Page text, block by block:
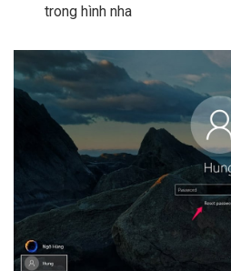
trong hình nha